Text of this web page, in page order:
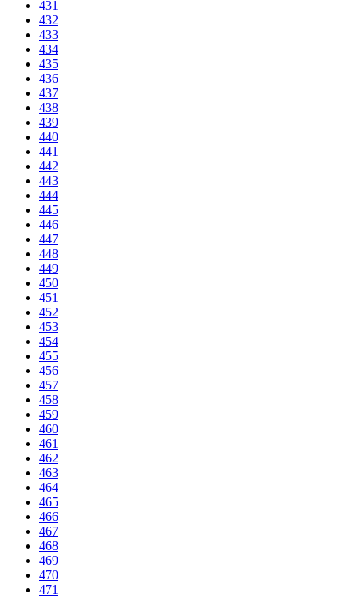
431
432
433
434
435
436
437
438
439
440
441
442
443
444
445
446
447
448
449
450
451
452
453
454
455
456
457
458
459
460
461
462
463
464
465
466
467
468
469
470
471